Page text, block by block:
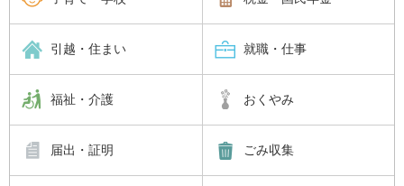
引越・住まい 就職・仕事
福祉・介護 おくやみ
届出・証明 ごみ収集